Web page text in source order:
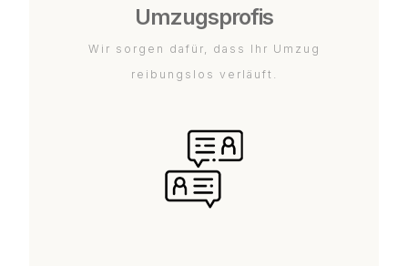
Umzugsprofis
Wir sorgen dafür, dass Ihr Umzug
reibungslos verläuft.